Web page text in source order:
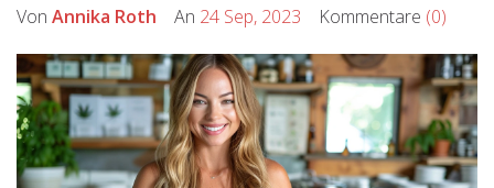
Von Annika Roth An 24 Sep, 2023 Kommentare (0)